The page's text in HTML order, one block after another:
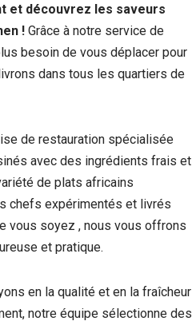
et découvrez les saveurs
! Grâce à notre service de
besoin de vous déplacer pour
dans tous les quartiers de
de restauration spécialisée
avec des ingrédients frais et
de plats africains
chefs expérimentés et livrés
vous soyez , nous vous offrons
et pratique.
en la qualité et en la fraîcheur
notre équipe sélectionne des